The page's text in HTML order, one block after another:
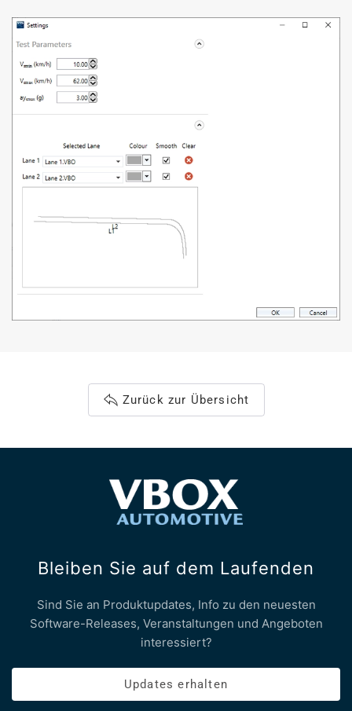
Zurück zur Übersicht
Bleiben Sie auf dem Laufenden
Sind Sie an Produktupdates, Info zu den neuesten
Software-Releases, Veranstaltungen und Angeboten
interessiert?
Updates erhalten